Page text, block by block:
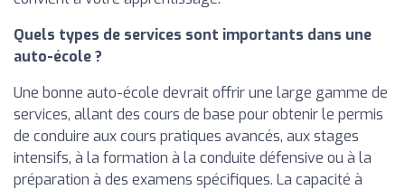
Quels types de services sont importants dans une
auto-école ?
Une bonne auto-école devrait offrir une large gamme de
services, allant des cours de base pour obtenir le permis
de conduire aux cours pratiques avancés, aux stages
intensifs, à la formation à la conduite défensive ou à la
préparation à des examens spécifiques. La capacité à